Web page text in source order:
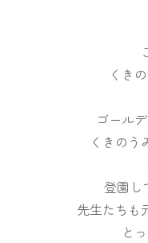
くき
ゴール
くきのう
登園し
先生たち‍も
と